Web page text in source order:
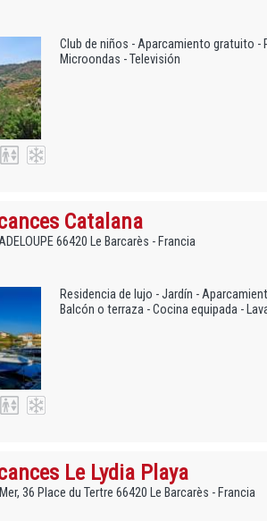
Club de niños - Aparcamiento gratuito -
Microondas - Televisión
Catalana
66420 Le Barcarès - Francia
Residencia de lujo - Jardín -
Balcón o terraza - Cocina equipada -
Le Lydia Playa
36 Place du Tertre 66420 Le Barcarès - Francia